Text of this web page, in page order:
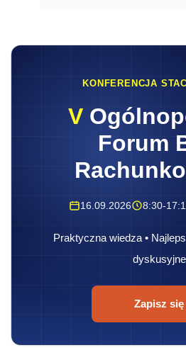
KONFERENCJA
V
Forum
16.09.2026 8:30-
Praktyczna wiedza •
dyskusyjne
Zapisz się